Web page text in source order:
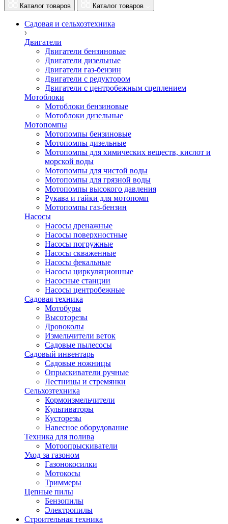
Каталог товаров Каталог товаров
Садовая и сельхозтехника
Двигатели
Двигатели бензиновые
Двигатели дизельные
Двигатели газ-бензин
Двигатели с редуктором
Двигатели с центробежным сцеплением
Мотоблоки
Мотоблоки бензиновые
Мотоблоки дизельные
Мотопомпы
Мотопомпы бензиновые
Мотопомпы дизельные
Мотопомпы для химических веществ, кислот и
морской воды
Мотопомпы для чистой воды
Мотопомпы для грязной воды
Мотопомпы высокого давления
Рукава и гайки для мотопомп
Мотопомпы газ-бензин
Насосы
Насосы дренажные
Насосы поверхностные
Насосы погружные
Насосы скваженные
Насосы фекальные
Насосы циркуляционные
Насосные станции
Насосы центробежные
Садовая техника
Мотобуры
Высоторезы
Дровоколы
Измельчители веток
Садовые пылесосы
Садовый инвентарь
Садовые ножницы
Опрыскиватели ручные
Лестницы и стремянки
Сельхозтехника
Кормоизмельчители
Культиваторы
Кусторезы
Навесное оборудование
Техника для полива
Мотоопрыскиватели
Уход за газоном
Газонокосилки
Мотокосы
Триммеры
Цепные пилы
Бензопилы
Электропилы
Строительная техника